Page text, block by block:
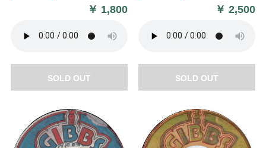
￥ 1,800
SOLD OUT
￥2,500
SOLD OUT